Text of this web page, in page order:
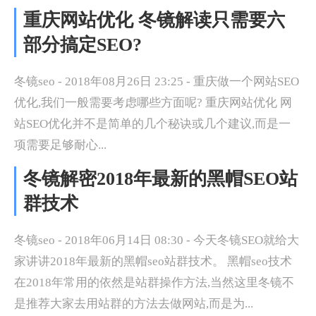
重庆网站优化 冬镜解读只需要六
部分搞定SEO?
冬镜seo - 2018年08月26日 23:25 - 重庆做一个网站SEO
优化,我们一般需要考虑哪些方面呢? 重庆网站优化 网
站SEO优化并不是简单的几个秘诀或几个建议,而是一
项需要足够耐心...
冬镜解密2018年最新的黑帽SEO站
群技术
冬镜seo - 2018年06月14日 08:30 - 今天冬镜SEO就给大
家讲讲2018年最新的黑帽seo站群技术。 黑帽seo技术
在2018年常用的依然是站群操作方法,当然这里冬镜不
是推荐大家去用站群的方法去做网站,而是为...